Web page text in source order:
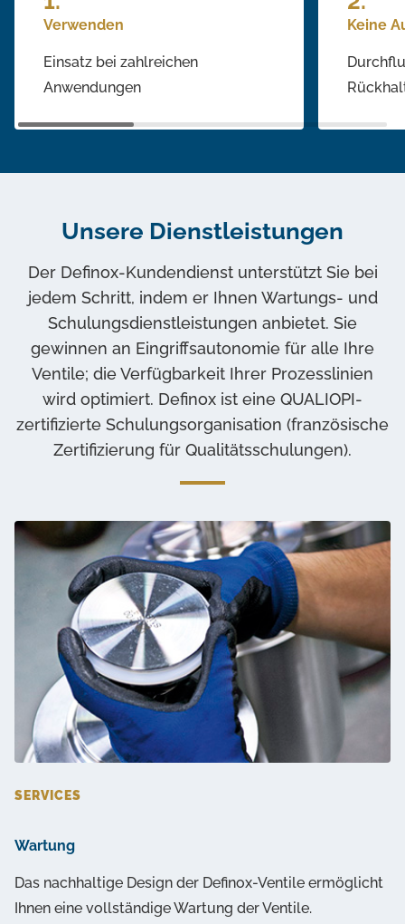
Verwenden
Einsatz bei zahlreichen
Anwendungen
Keine
Unsere Dienstleistungen
Der Definox-Kundendienst unterstützt Sie bei
jedem Schritt, indem er Ihnen Wartungs- und
Schulungsdienstleistungen anbietet. Sie
gewinnen an Eingriffsautonomie für alle Ihre
Ventile; die Verfügbarkeit Ihrer Prozesslinien
wird optimiert. Definox ist eine QUALIOPI-
zertifizierte Schulungsorganisation (französische
Zertifizierung für Qualitätsschulungen).
SERVICES
Wartung
Das nachhaltige Design der Definox-Ventile ermöglicht
Ihnen eine vollständige Wartung der Ventile.